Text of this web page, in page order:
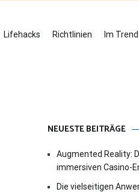
Lifehacks Richtlinien Im Trend
NEUESTE BEITRÄGE
Augmented Reality:
immersiven Casino-
Die vielseitigen